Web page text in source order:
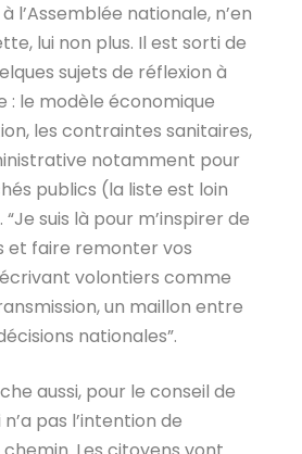
l’Assemblée nationale, n’en
lui non plus. Il est sorti de
sujets de réflexion à
: le modèle économique
les contraintes sanitaires,
notamment pour
publics (la liste est loin
suis là pour m’inspirer de
et faire remonter vos
volontiers comme
un maillon entre
nationales”.
aussi, pour le conseil de
pas l’intention de